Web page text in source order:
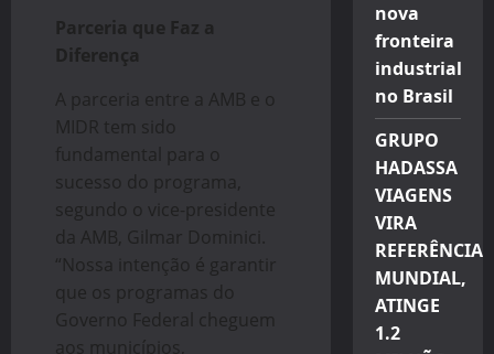
Parceria que Faz a
Diferença
A parceria entre a AMB e o
MIDR tem sido
fundamental para o
sucesso do programa,
segundo o vice-presidente
da AMB, Gilmar Dominici.
“Nossa intenção é garantir
que os programas do
Governo Federal cheguem
aos municípios,
nova
fronteira
industrial
no Brasil
GRUPO
HADASSA
VIAGENS
VIRA
REFERÊNCIA
MUNDIAL,
ATINGE
1.2